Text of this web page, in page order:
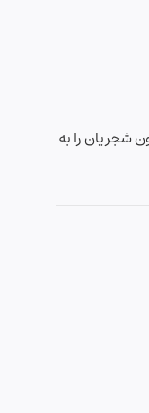
شجریان را به